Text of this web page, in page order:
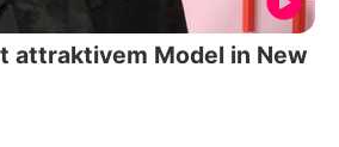
attraktivem Model in New